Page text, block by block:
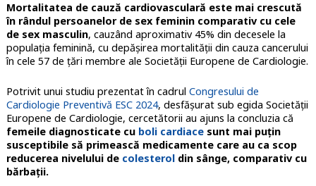
Mortalitatea de cauză cardiovasculară este mai crescută
în rândul persoanelor de sex feminin comparativ cu cele
de sex masculin, cauzând aproximativ 45% din decesele la
populația feminină, cu depășirea mortalității din cauza cancerului
în cele 57 de țări membre ale Societății Europene de Cardiologie.
Potrivit unui studiu prezentat în cadrul Congresului de
Cardiologie Preventivă ESC 2024, desfășurat sub egida Societății
Europene de Cardiologie, cercetătorii au ajuns la concluzia că
femeile diagnosticate cuboli cardiacesunt mai puțin
susceptibile să primească medicamente care au ca scop
reducerea nivelului de colesteroldin sânge, comparativ cu
bărbații.